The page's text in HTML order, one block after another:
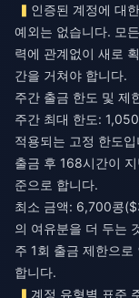
인증된 계정에 대
예외는 없습니다. 모
력에 관계없이 새로
간을 거쳐야 합니다.
주간 출금 한도 및 제
주간 최대 한도:
적용되는 고정 한도
출금 후 168시간이
준으로 합니다.
최소 금액: 6,700콩
의 여유분을 더 두는
주 1회 출금 제한으
합니다.
계정 유형별 표준